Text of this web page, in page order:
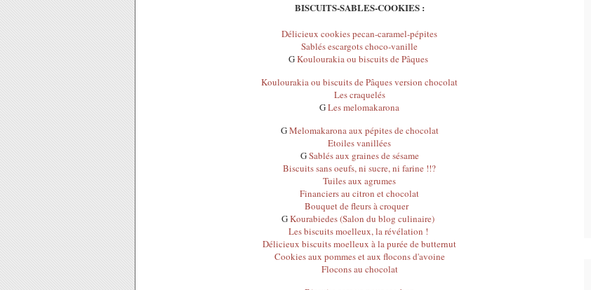
BISCUITS-SABLES-COOKIES :
Délicieux cookies pecan-caramel-pépites
Sablés escargots choco-vanille
GKoulourakia ou biscuits de Pâques
Koulourakia ou biscuits de Pâques version chocolat
Les craquelés
GLes melomakarona
GMelomakarona aux pépites de chocolat
Etoiles vanillées
GSablés aux graines de sésame
Biscuits sans oeufs, ni sucre, ni farine !!?
Tuiles aux agrumes
Financiers au citron et chocolat
Bouquet de fleurs à croquer
GKourabiedes (Salon du blog culinaire)
Les biscuits moelleux, la révélation !
Délicieux biscuits moelleux à la purée de butternut
Cookies aux pommes et aux flocons d'avoine
Flocons au chocolat